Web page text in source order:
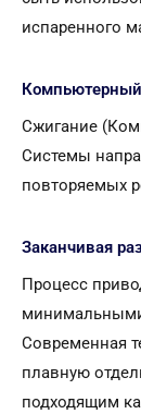
испаренного
Сжигание
Системы
повторяемых
Заканчивая
Процесс
минимальными
Современная
плавную
подходящим